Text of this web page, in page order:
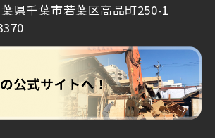
県千葉市若葉区高品町250-1